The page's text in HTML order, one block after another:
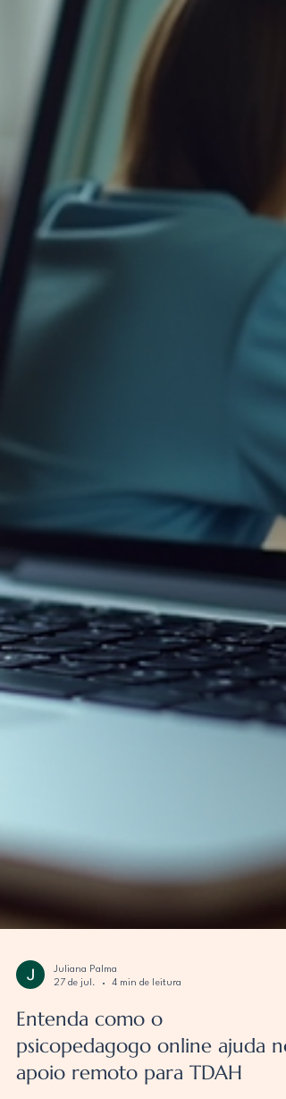
27 de jul.
4 min de leitura